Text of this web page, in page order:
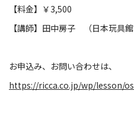
【料金】￥3,500
【講師】田中房子 （日本玩具館
お申込み、お問い合わせは、
https://ricca.co.jp/wp/lesson/